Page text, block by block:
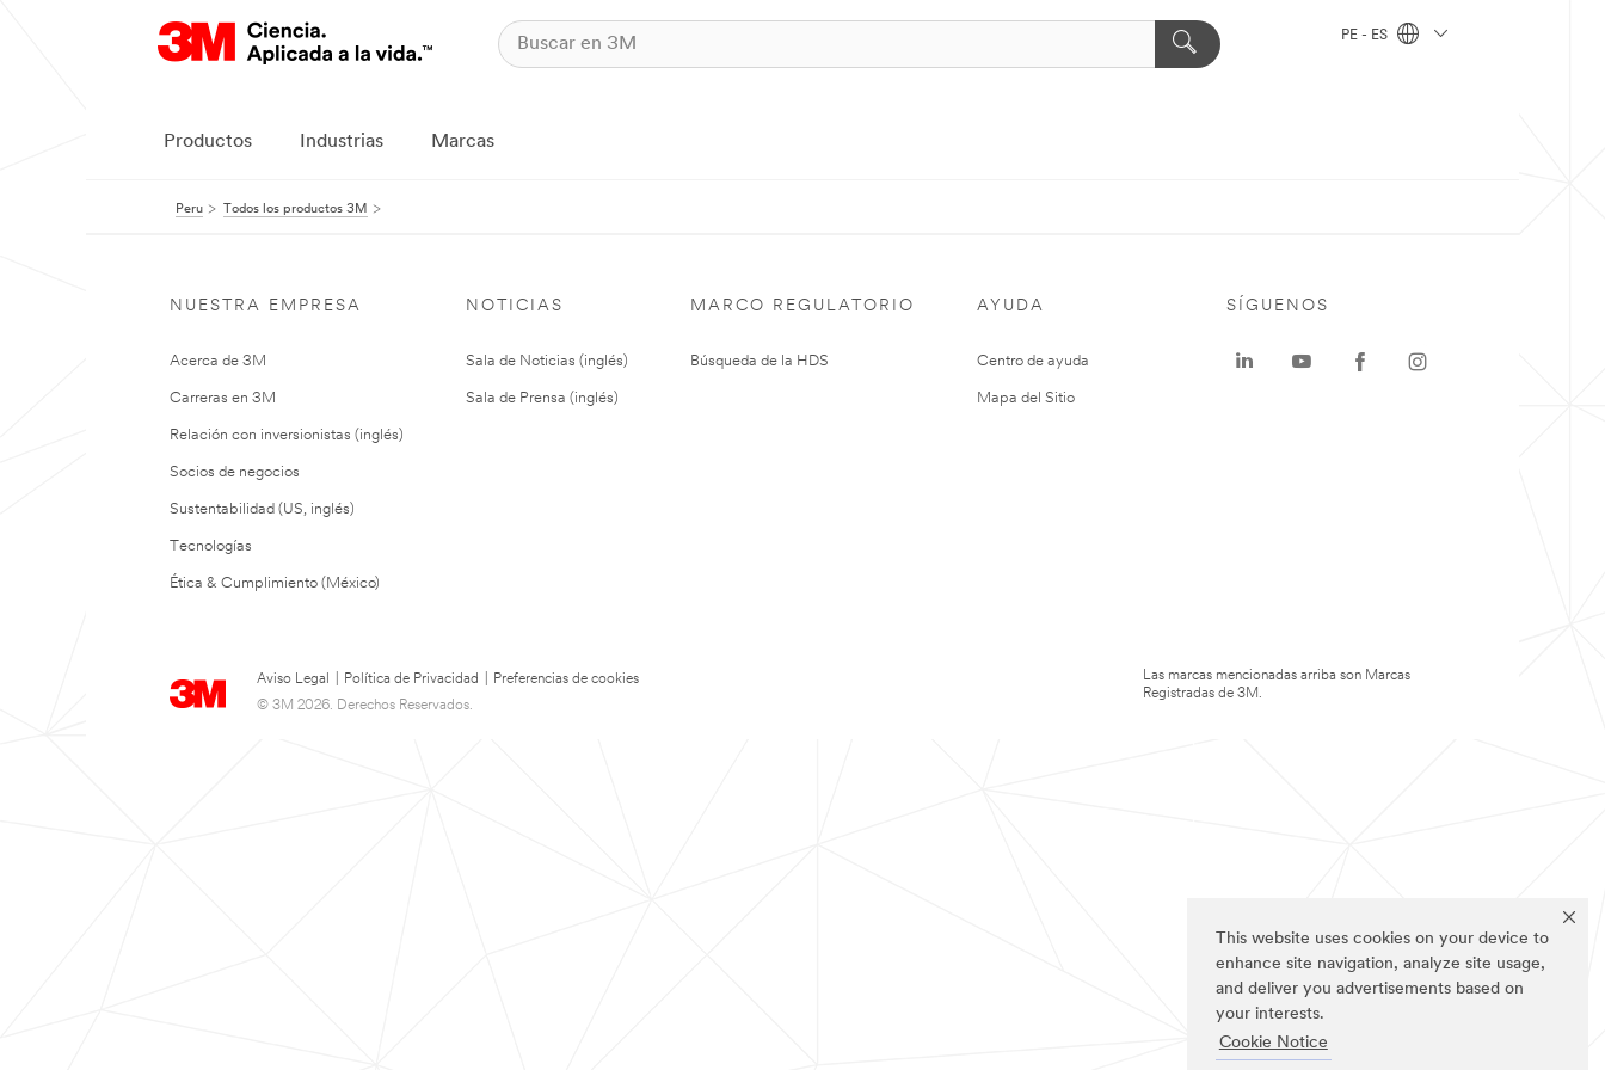
This website uses cookies on your device to
enhance site navigation, analyze site usage,
and deliver you advertisements based on
your interests.
Cookie Notice
PE - ES
Productos Industrias Marcas
Peru Todos los productos 3M
NUESTRA EMPRESA
Acerca de 3M
Carreras en 3M
Relación con inversionistas (inglés)
Socios de negocios
Sustentabilidad (US, inglés)
Tecnologías
Ética & Cumplimiento (México)
NOTICIAS
Sala de Noticias (inglés)
Sala de Prensa (inglés)
MARCO REGULATORIO
Búsqueda de la HDS
AYUDA
Centro de ayuda
Mapa del Sitio
Aviso Legal Política de Privacidad
Preferencias de cookies
© 3M 2026. Derechos Reservados.
SÍGUENOS
Las marcas mencionadas arriba son Marcas
Registradas de 3M.